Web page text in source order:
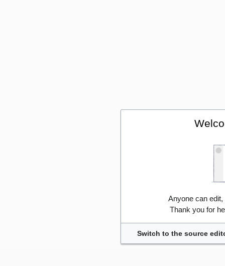
Anyone can
Thank you for
Switch to the source